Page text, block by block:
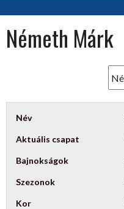
Németh Márk
Név
Aktuális csapat
Bajnokságok
Szezonok
Kor